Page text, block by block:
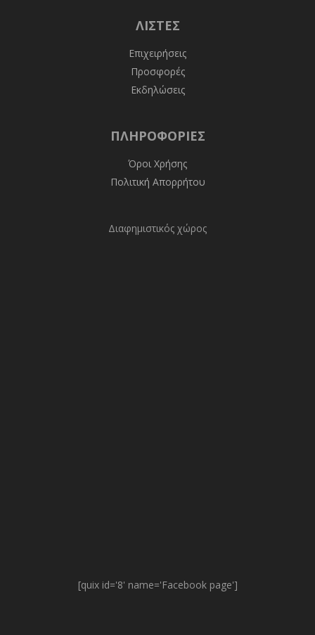
ΛΊΣΤΕΣ
Επιχειρήσεις
Προσφορές
Εκδηλώσεις
ΠΛΗΡΟΦΟΡΊΕΣ
Όροι Χρήσης
Πολιτική Απορρήτου
Διαφημιστικός χώρος
[quix id='8' name='Facebook page']